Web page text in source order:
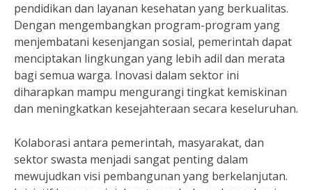
pendidikan dan layanan kesehatan yang berkualitas.
Dengan mengembangkan program-program yang
menjembatani kesenjangan sosial, pemerintah dapat
menciptakan lingkungan yang lebih adil dan merata
bagi semua warga. Inovasi dalam sektor ini
diharapkan mampu mengurangi tingkat kemiskinan
dan meningkatkan kesejahteraan secara keseluruhan.
Kolaborasi antara pemerintah, masyarakat, dan
sektor swasta menjadi sangat penting dalam
mewujudkan visi pembangunan yang berkelanjutan.